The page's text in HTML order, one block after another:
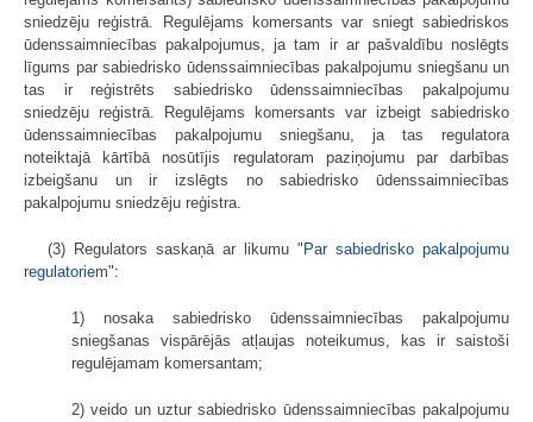
sniedzēju reģistrā. Regulējams komersants var sniegt sabiedriskos
ūdenssaimniecības pakalpojumus, ja tam ir ar pašvaldību noslēgts
līgums par sabiedrisko ūdenssaimniecības pakalpojumu sniegšanu un
tas ir reģistrēts sabiedrisko ūdenssaimniecības pakalpojumu
sniedzēju reģistrā. Regulējams komersants var izbeigt sabiedrisko
ūdenssaimniecības pakalpojumu sniegšanu, ja tas regulatora
noteiktajā kārtībā nosūtījis regulatoram paziņojumu par darbības
izbeigšanu un ir izslēgts no sabiedrisko ūdenssaimniecības
pakalpojumu sniedzēju reģistra.
(3) Regulators saskaņā ar likumu " Par sabiedrisko pakalpojumu
regulatoriem":
1) nosaka sabiedrisko ūdenssaimniecības pakalpojumu
sniegšanas vispārējās atļaujas noteikumus, kas ir saistoši
regulējamam komersantam;
2) veido un uztur sabiedrisko ūdenssaimniecības pakalpojumu